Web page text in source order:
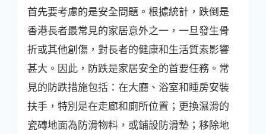
首先要考慮的是安全問題。根據統計，跌倒是
香港長者最常見的家居意外之一，一旦發生骨
折或其他創傷，對長者的健康和生活質素影響
甚大。因此，防跌是家居安全的首要任務。常
見的防跌措施包括：在大廳、浴室和睡房安裝
扶手，特別是在走廊和廁所位置；更換濕滑的
瓷磚地面為防滑物料，或鋪設防滑墊；移除地